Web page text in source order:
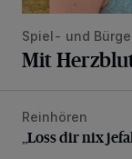
Spiel- und
Mit
„Loss dir nix
Reinhören
„Loss dir nix